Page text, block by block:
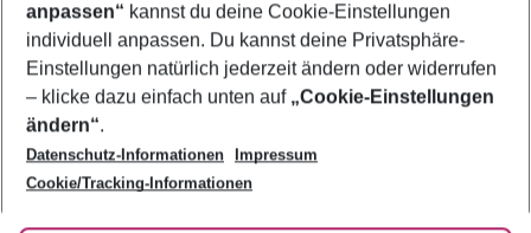
Footer
Footer navigation
Über uns
AGB
Bestpreisgarantie
Cookie-Einstellungen ändern
Cookie-Richtlinie
Agenturbetreuung
Barrierefreies Reisen
Folge uns
anpassen“ kannst du deine Cookie-Einstellungen
individuell anpassen. Du kannst deine Privatsphäre-
Einstellungen natürlich jederzeit ändern oder widerrufen
– klicke dazu einfach unten auf „Cookie-Einstellungen
ändern“.
Datenschutz-Informationen
Impressum
Cookie/Tracking-Informationen